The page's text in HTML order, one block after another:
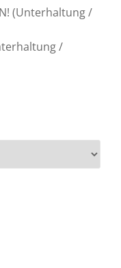
(Unterhaltung /
/